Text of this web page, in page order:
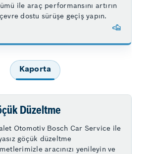
ile araç performansını artırın
dostu sürüşe geçiş yapın.
Kaporta
Düzeltme
Otomotiv Bosch Car Service ile
göçük düzeltme
aracınızı yenileyin ve